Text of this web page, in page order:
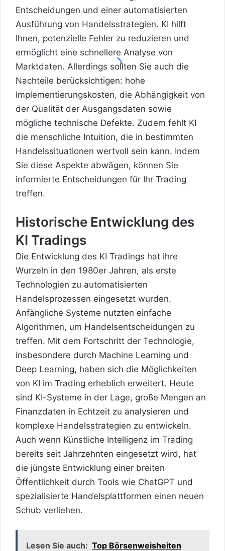
Entscheidungen und einer automatisierten
Ausführung von Handelsstrategien. KI hilft
Ihnen, potenzielle Fehler zu reduzieren und
ermöglicht eine schnellere Analyse von
Marktdaten. Allerdings sollten Sie auch die
Nachteile berücksichtigen: hohe
Implementierungskosten, die Abhängigkeit von
der Qualität der Ausgangsdaten sowie
mögliche technische Defekte. Zudem fehlt KI
die menschliche Intuition, die in bestimmten
Handelssituationen wertvoll sein kann. Indem
Sie diese Aspekte abwägen, können Sie
informierte Entscheidungen für Ihr Trading
treffen.
Historische Entwicklung des
KI Tradings
Die Entwicklung des KI Tradings hat ihre
Wurzeln in den 1980er Jahren, als erste
Technologien zu automatisierten
Handelsprozessen eingesetzt wurden.
Anfängliche Systeme nutzten einfache
Algorithmen, um Handelsentscheidungen zu
treffen. Mit dem Fortschritt der Technologie,
insbesondere durch Machine Learning und
Deep Learning, haben sich die Möglichkeiten
von KI im Trading erheblich erweitert. Heute
sind KI-Systeme in der Lage, große Mengen an
Finanzdaten in Echtzeit zu analysieren und
komplexe Handelsstrategien zu entwickeln.
Auch wenn Künstliche Intelligenz im Trading
bereits seit Jahrzehnten eingesetzt wird, hat
die jüngste Entwicklung einer breiten
Öffentlichkeit durch Tools wie ChatGPT und
spezialisierte Handelsplattformen einen neuen
Schub verliehen.
Lesen Sie auch: Top Börsenweisheiten